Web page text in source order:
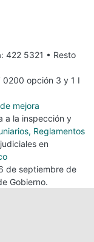
422 5321 • Resto
0200 opción 3 y 1 I
mejora
a la inspección y
Reglamentos
en
de septiembre de
Gobierno.